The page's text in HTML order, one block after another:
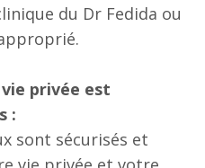
du Dr Fedida ou
privée est
:
sont sécurisés et